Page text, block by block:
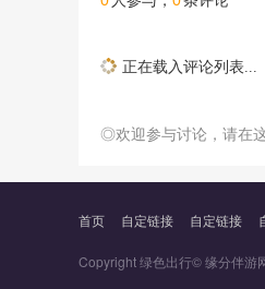
正在载入评论列表...
◎欢迎参与讨论，请在
首页 自定链接 自定链接
Copyright 绿色出行© 缘分伴游